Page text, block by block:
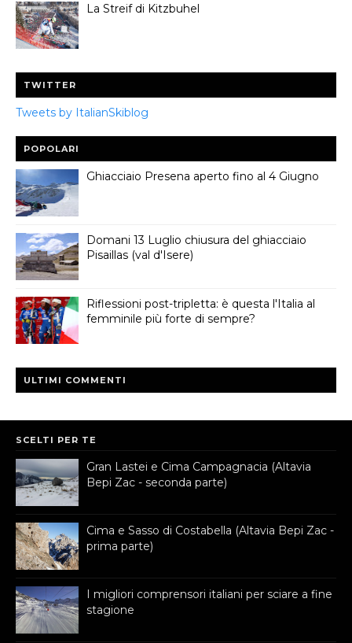
La Streif di Kitzbuhel
TWITTER
Tweets by ItalianSkiblog
POPOLARI
Ghiacciaio Presena aperto fino al 4 Giugno
Domani 13 Luglio chiusura del ghiacciaio
Pisaillas (val d'Isere)
Riflessioni post-tripletta: è questa l'Italia al
femminile più forte di sempre?
ULTIMI COMMENTI
SCELTI PER TE
Gran Lastei e Cima Campagnacia (Altavia
Bepi Zac - seconda parte)
Cima e Sasso di Costabella (Altavia Bepi Zac -
prima parte)
I migliori comprensori italiani per sciare a fine
stagione